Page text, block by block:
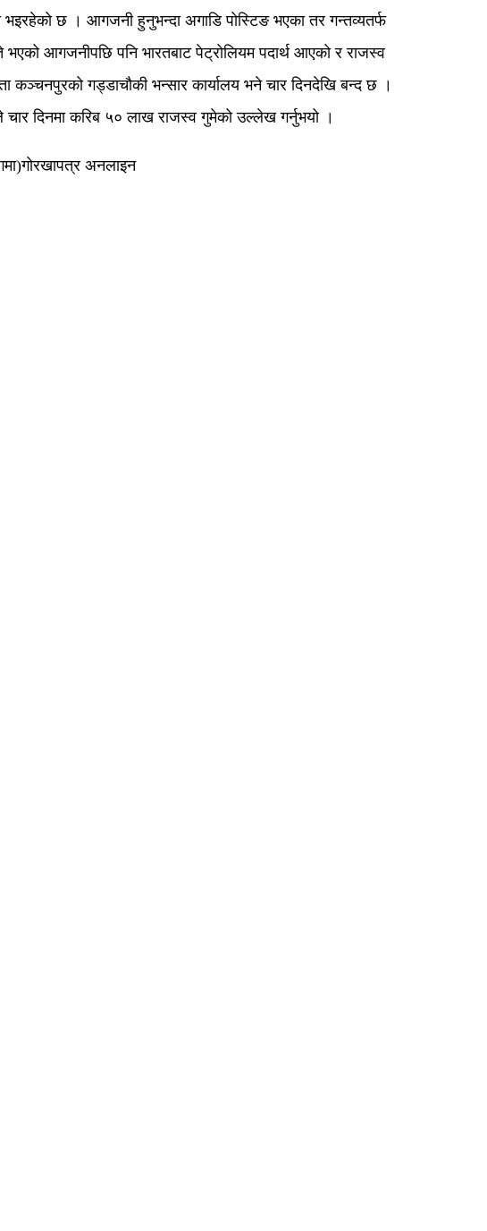
छ । आगजनी हुनुभन्दा अगाडि पोस्टिङ भएका तर गन्तव्यतर्फ
आगजनीपछि पनि भारतबाट पेट्रोलियम पदार्थ आएको र राजस्व
गड्डाचौकी भन्सार कार्यालय भने चार दिनदेखि बन्द छ ।
दिनमा करिब ५० लाख राजस्व गुमेको उल्लेख गर्नुभयो ।
अनलाइन